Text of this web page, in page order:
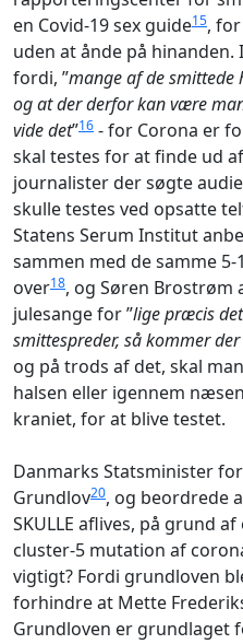
en Covid-19 sex guide15,
uden at ånde på
fordi, ”mange af de smittede
og at der derfor kan være
vide det”16 - for Corona er
skal testes for at finde ud
journalister der søgte
skulle testes ved opsatte
Statens Serum Institut
sammen med de samme
over18, og Søren Brostrøm
julesange for ”lige præcis
smittespreder, så kommer
og på trods af det, skal
halsen eller igennem
kraniet, for at blive testet.
Danmarks Statsminister
Grundlov20, og beordrede
SKULLE aflives, på grund
cluster-5 mutation af
vigtigt? Fordi grundloven
forhindre at Mette
Grundloven er grundlaget